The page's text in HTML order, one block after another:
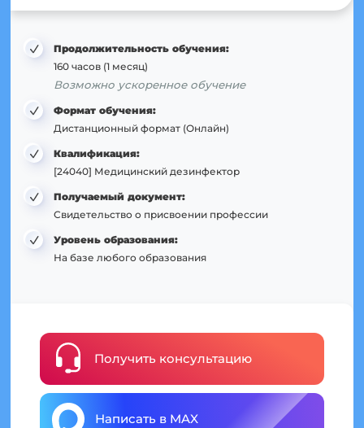
Продолжительность обучения:
160 часов (1 месяц)
Возможно ускоренное обучение
Формат обучения:
Дистанционный формат (Онлайн)
Квалификация:
[24040] Медицинский дезинфектор
Получаемый документ:
Свидетельство о присвоении профессии
Уровень образования:
На базе любого образования
Получить консультацию
Написать в MAX